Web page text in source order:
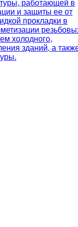
работающей в
и защиты ее от
прокладки в
холодного,
зданий, а